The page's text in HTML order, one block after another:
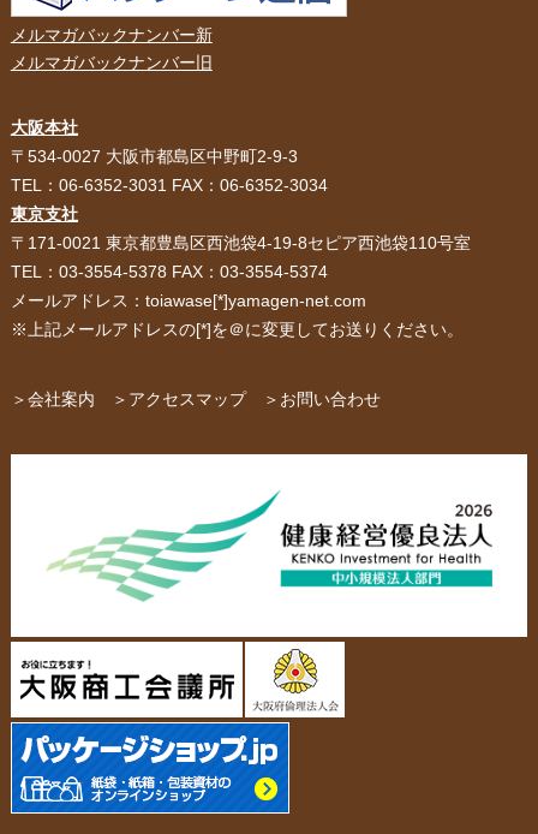
サービス紹介 お客様の声
スタッフ紹介 採用情報
当社の協力工場の設備紹介
個人情報の取扱について
紙袋・手提げ袋
パッケージ
ペーパーレザーバッグ 米袋
カタログ/パンフレット
スタンド
アクセサリー・
ジュエリーボックス
名刺箱
メルマガバックナンバー新
メルマガバックナンバー旧
大阪本社
〒534-0027 大阪市都島区中野町2-9-3
TEL：06-6352-3031 FAX：06-6352-3034
東京支社
〒171-0021 東京都豊島区西池袋4-19-8セピア西池袋110号室
TEL：03-3554-5378 FAX：03-3554-5374
メールアドレス：toiawase[*]yamagen-net.com
※上記メールアドレスの[*]を＠に変更してお送りください。
＞会社案内 ＞アクセスマップ ＞お問い合わせ